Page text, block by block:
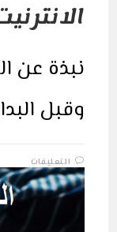
نبذة عن
وقبل
التعليقاتقصة
الربح
او
العمل
من